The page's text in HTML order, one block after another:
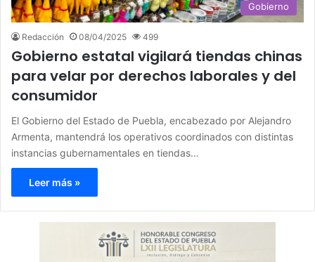
Gobierno
Redacción 08/04/2025 499
Gobierno estatal vigilará tiendas chinas
para velar por derechos laborales y del
consumidor
El Gobierno del Estado de Puebla, encabezado por Alejandro
Armenta, mantendrá los operativos coordinados con distintas
instancias gubernamentales en tiendas…
Leer más »